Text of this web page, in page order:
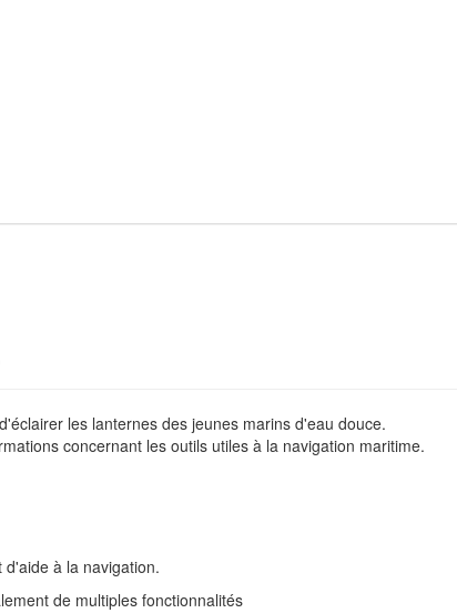
les lanternes des jeunes marins d'eau douce.
concernant les outils utiles à la navigation maritime.
à la navigation.
de multiples fonctionnalités